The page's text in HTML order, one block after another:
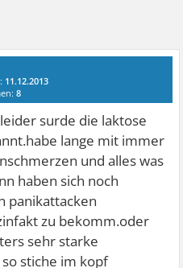
11.12.2013
8
surde die laktose
lange mit immer
und alles was
haben sich noch
panikattacken
zu bekomm.oder
sehr starke
stiche im kopf